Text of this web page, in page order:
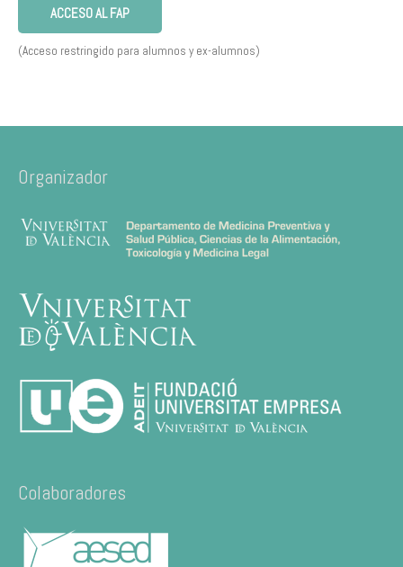
ACCESO AL FAP
(Acceso restringido para alumnos y ex-alumnos)
Organizador
Colaboradores